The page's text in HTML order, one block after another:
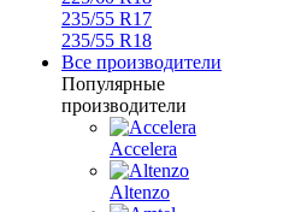
235/55 R17
235/55 R18
Все производители
Популярные
производители
Accelera
Altenzo